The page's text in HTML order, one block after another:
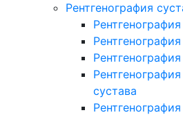
Рентгенография
сустава